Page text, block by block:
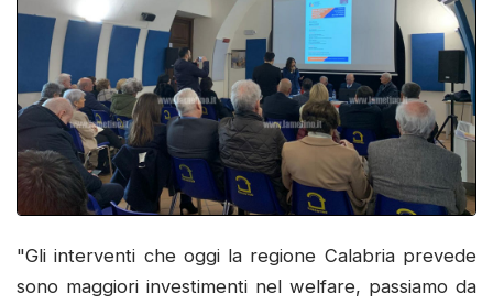
"Gli interventi che oggi la regione Calabria prevede
sono maggiori investimenti nel welfare, passiamo da